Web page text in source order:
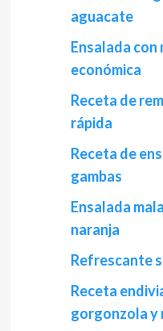
aguacate
Ensalada con
económica
Receta de
rápida
Receta de
gambas
Ensalada
naranja
Refrescante
Receta
gorgonzola y